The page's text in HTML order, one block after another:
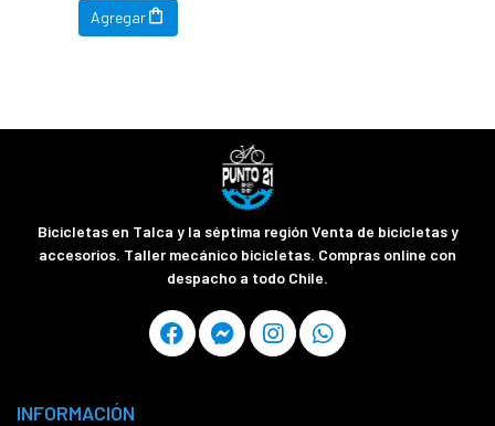
Agregar
Bicicletas en Talca y la séptima región Venta de bicicletas y
accesorios. Taller mecánico bicicletas. Compras online con
despacho a todo Chile.
INFORMACIÓN